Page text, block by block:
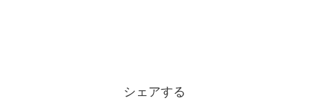
シェアする